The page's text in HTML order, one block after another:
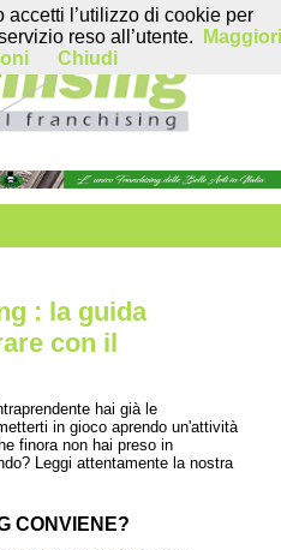
: la guida
con il
hai già le
in gioco aprendo un'attività
finora non hai preso in
Leggi attentamente la nostra
CONVIENE?
l’utilizzo di cookie per
reso all’utente.
Maggiori
Chiudi